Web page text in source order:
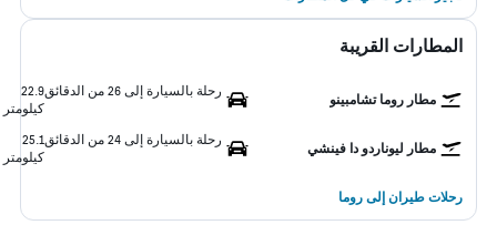
المطارات القريبة
مطار روما تشامبينو
رحلة بالسيارة إلى 26 من الدقائق
22.9
كيلومتر
مطار ليوناردو دا فينشي
رحلة بالسيارة إلى 24 من الدقائق
25.1
كيلومتر
رحلات طيران إلى روما